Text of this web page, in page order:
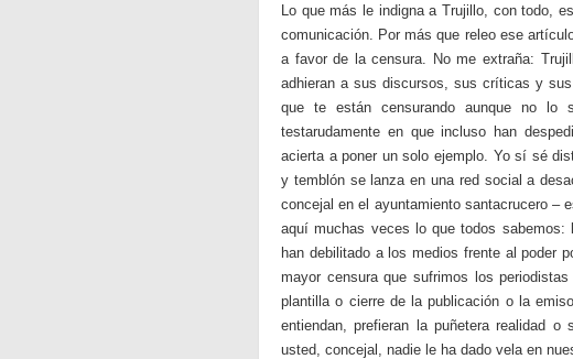
Lo que más le indigna a Trujillo, con todo,
comunicación. Por más que releo ese
a favor de la censura. No me extraña:
adhieran a sus discursos, sus críticas y
que te están censurando aunque no lo
testarudamente en que incluso han
acierta a poner un solo ejemplo. Yo sí sé
y temblón se lanza en una red social a
concejal en el ayuntamiento santacrucero –
aquí muchas veces lo que todos
han debilitado a los medios frente al poder
mayor censura que sufrimos los
plantilla o cierre de la publicación o la
entiendan, prefieran la puñetera realidad
usted, concejal, nadie le ha dado vela en